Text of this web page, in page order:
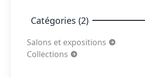
Catégories (2)
Salons et expositions
Collections